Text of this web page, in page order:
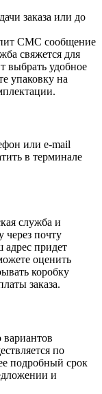
заказа или до
СМС сообщение
свяжется для
выбрать удобное
упаковку на
или e-mail
в терминале
служба и
через почту
адрес придет
оценить
коробку
заказа.
по
подробный срок
и